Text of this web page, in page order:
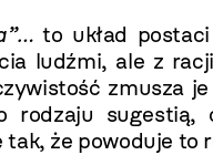
to układ
ludźmi, ale z
zmusza
rodzaju
że powoduje to